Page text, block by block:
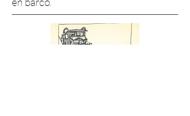
en barco.